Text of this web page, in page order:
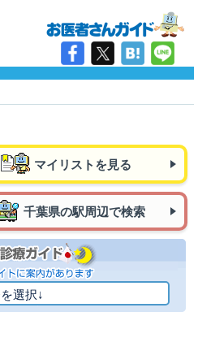
マイリストを見る
千葉県の駅周辺で検索